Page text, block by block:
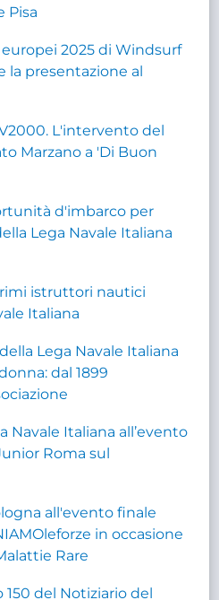
Pisa
2025 di Windsurf
la presentazione al
L'intervento del
Marzano a 'Di Buon
d'imbarco per
Lega Navale Italiana
istruttori nautici
Italiana
Lega Navale Italiana
dal 1899
Navale Italiana all’evento
Roma sul
all'evento finale
in occasione
Rare
del Notiziario del